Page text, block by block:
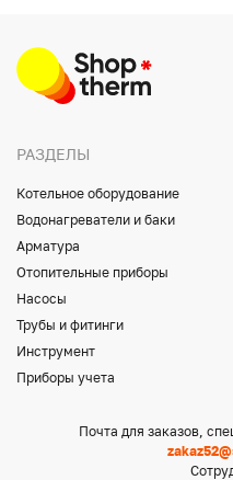
РАЗДЕЛЫ
Котельное оборудование
Водонагреватели и баки
Арматура
Отопительные приборы
Насосы
Трубы и фитинги
Инструмент
Приборы учета
Почта для заказов,